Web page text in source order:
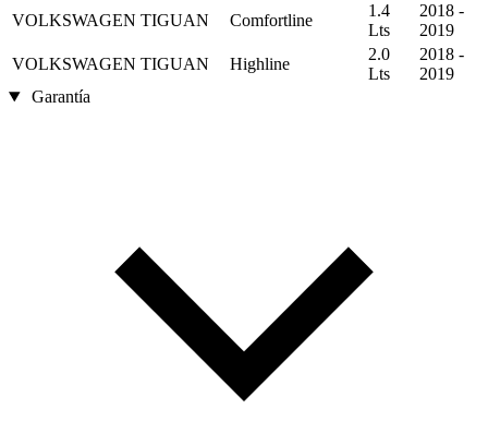
VOLKSWAGEN TIGUAN Comfortline
1.4
Lts
2018 -
2019
VOLKSWAGEN TIGUAN Highline
2.0
Lts
2018 -
2019
Garantía